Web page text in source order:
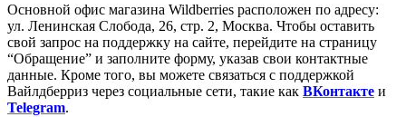
Основной офис магазина Wildberries расположен по адресу:
ул. Ленинская Слобода, 26, стр. 2, Москва. Чтобы оставить
свой запрос на поддержку на сайте, перейдите на страницу
“Обращение” и заполните форму, указав свои контактные
данные. Кроме того, вы можете связаться с поддержкой
Вайлдберриз через социальные сети, такие как ВКонтакте и
Telegram.